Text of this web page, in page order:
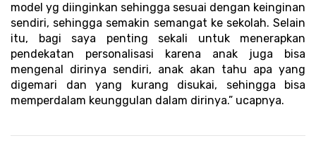
model yg diinginkan sehingga sesuai dengan keinginan
sendiri, sehingga semakin semangat ke sekolah. Selain
itu, bagi saya penting sekali untuk menerapkan
pendekatan personalisasi karena anak juga bisa
mengenal dirinya sendiri, anak akan tahu apa yang
digemari dan yang kurang disukai, sehingga bisa
memperdalam keunggulan dalam dirinya.” ucapnya.